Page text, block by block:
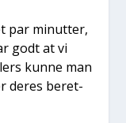
par minut­ter,
godt at vi
kun­ne man
deres beret­